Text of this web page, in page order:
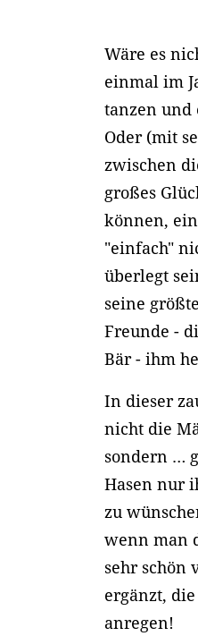
Wäre es
einmal im
tanzen
Oder (mit
zwischen
großes
können,
"einfach"
überlegt
seine
Freunde -
Bär - ihm
In dieser
nicht die
sondern …
Hasen nur
zu
wenn man
sehr schön
ergänzt,
anregen!